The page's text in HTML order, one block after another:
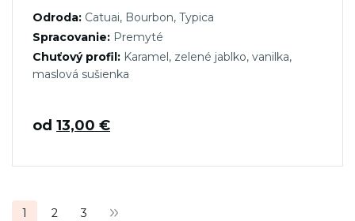
Odroda: Catuai, Bourbon, Typica
Spracovanie: Premyté
Chuťový profil: Karamel, zelené jablko, vanilka,
maslová sušienka
od 13,00 €
1 2 3